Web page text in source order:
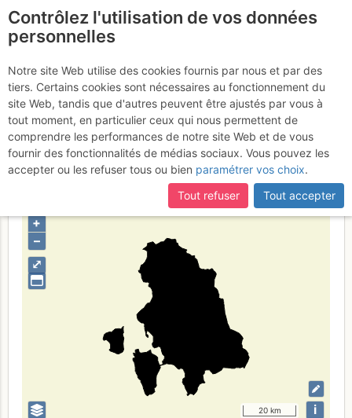
certaines pages ne sont plus accessibles, manquantes ou
incomplètes, déconnectez-vous puis reconnectez-vous à votre
compte sur le site.
Province de
Carbonia-Iglesias
Type de région limite administrative
⤢
+
–
20 km i
Contrôlez l'utilisation de vos données
personnelles
Notre site Web utilise des cookies fournis par nous et par des
tiers. Certains cookies sont nécessaires au fonctionnement du
site Web, tandis que d'autres peuvent être ajustés par vous à
tout moment, en particulier ceux qui nous permettent de
comprendre les performances de notre site Web et de vous
fournir des fonctionnalités de médias sociaux. Vous pouvez les
accepter ou les refuser tous ou bien paramétrer vos choix.
Tout refuser
Tout accepter